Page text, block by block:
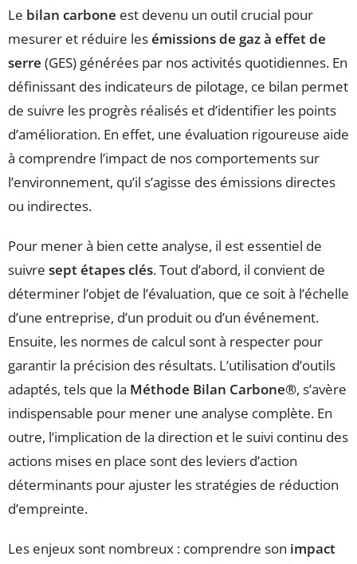
Le bilan carbone est devenu un outil crucial pour
mesurer et réduire lesémissions de gaz à effet de
serre (GES) générées par nos activités quotidiennes. En
définissant des indicateurs de pilotage, ce bilan permet
de suivre les progrès réalisés et d’identifier les points
d’amélioration. En effet, une évaluation rigoureuse aide
à comprendre l’impact de nos comportements sur
l’environnement, qu’il s’agisse des émissions directes
ou indirectes.
Pour mener à bien cette analyse, il est essentiel de
suivre sept étapes clés. Tout d’abord, il convient de
déterminer l’objet de l’évaluation, que ce soit à l’échelle
d’une entreprise, d’un produit ou d’un événement.
Ensuite, les normes de calcul sont à respecter pour
garantir la précision des résultats. L’utilisation d’outils
adaptés, tels que la Méthode Bilan Carbone®, s’avère
indispensable pour mener une analyse complète. En
outre, l’implication de la direction et le suivi continu des
actions mises en place sont des leviers d’action
déterminants pour ajuster les stratégies de réduction
d’empreinte.
Les enjeux sont nombreux : comprendre son impact